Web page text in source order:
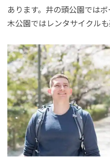
あります。井の頭公園では
木公園ではレンタサイクルも